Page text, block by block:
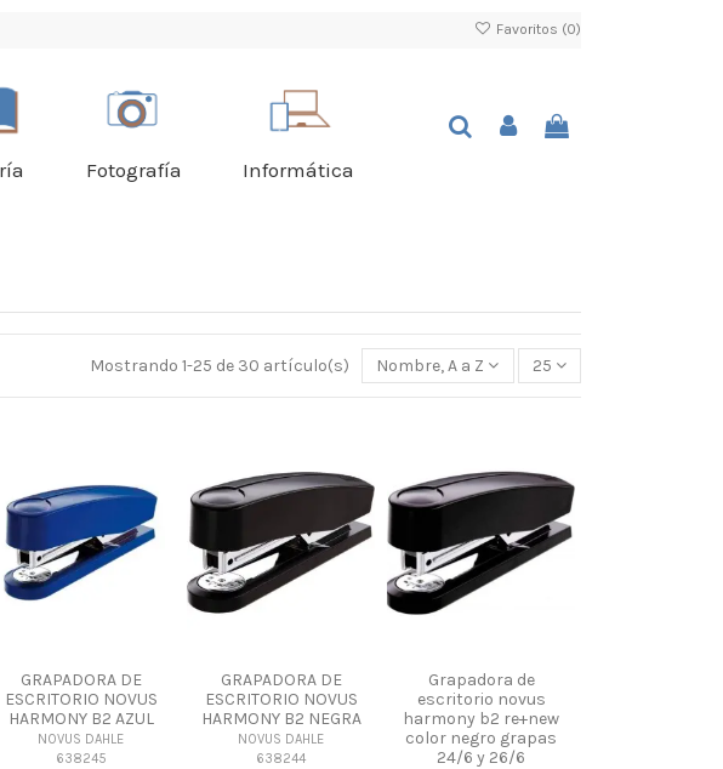
Favoritos (0)
Fotografía Informática
Mostrando 1-25 de 30 artículo(s) Nombre, A a Z 25
GRAPADORA DE
ESCRITORIO NOVUS
HARMONY B2 AZUL
NOVUS DAHLE
638245
GRAPADORA DE
ESCRITORIO NOVUS
HARMONY B2 NEGRA
NOVUS DAHLE
638244
Grapadora de
escritorio novus
harmony b2 re+new
color negro grapas
24/6 y 26/6